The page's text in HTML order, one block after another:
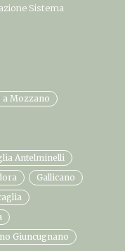
Sistema
a Mozzano
Antelminelli
Gallicano
Giuncugnano